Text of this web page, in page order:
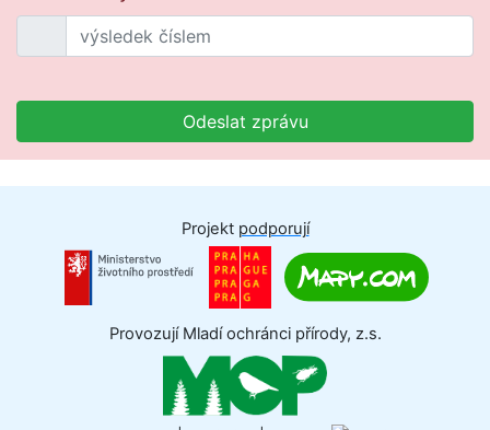
Odeslat zprávu
Projekt podporují
Provozují Mladí ochránci přírody, z.s.